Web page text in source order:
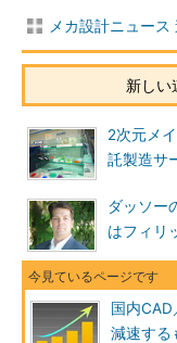
メカ設計ニュース
新しい
2次元メ
託製造サ
ダッソー
はフィリ
国内
減速する